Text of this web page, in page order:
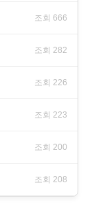
조회 666
조회 282
조회 226
조회 223
조회 200
조회 208